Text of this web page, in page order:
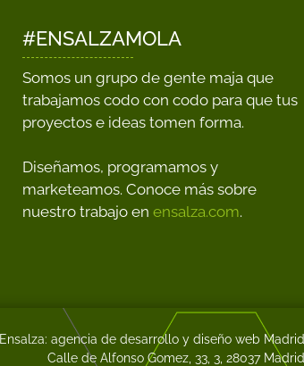
#ENSALZAMOLA
Somos un grupo de gente maja que
trabajamos codo con codo para que tus
proyectos e ideas tomen forma.
Diseñamos, programamos y
marketeamos. Conoce más sobre
nuestro trabajo en ensalza.com.
Ensalza: agencia de desarrollo y diseño web Madrid
Calle de Alfonso Gomez, 33, 3, 28037 Madrid